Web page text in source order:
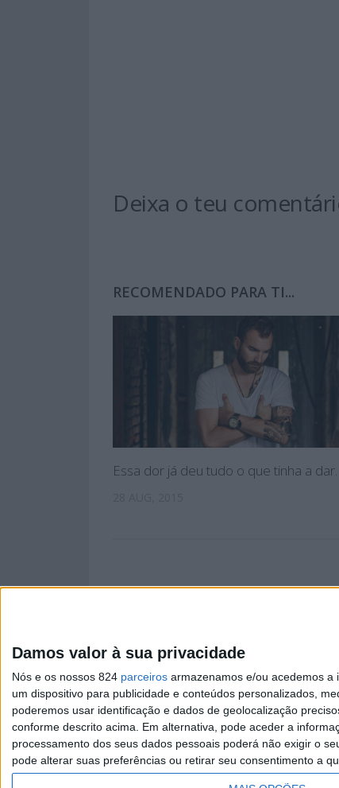
Damos valor à sua privacidade
Nós e os nossos 824 parceiros armazenamos e/ou acedemos a
um dispositivo para publicidade e conteúdos personalizados,
poderemos usar identificação e dados de geolocalização
conforme descrito acima. Em alternativa, pode aceder a
processamento dos seus dados pessoais poderá não exigir o
pode alterar suas preferências ou retirar seu consentimento a
Deixa o teu
RECOMENDADO PARA TI...
Essa dor já deu tudo o que tinha a dar.
Copyright © Já Foste. 2025